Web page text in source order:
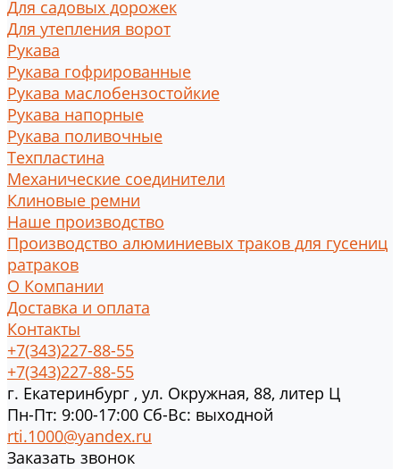
Для садовых дорожек
Для утепления ворот
Рукава
Рукава гофрированные
Рукава маслобензостойкие
Рукава напорные
Рукава поливочные
Техпластина
Механические соединители
Клиновые ремни
Наше производство
Производство алюминиевых траков для гусениц
ратраков
О Компании
Доставка и оплата
Контакты
+7(343)227-88-55
+7(343)227-88-55
г. Екатеринбург , ул. Окружная, 88, литер Ц
Пн-Пт: 9:00-17:00 Cб-Вс: выходной
rti.1000@yandex.ru
Заказать звонок